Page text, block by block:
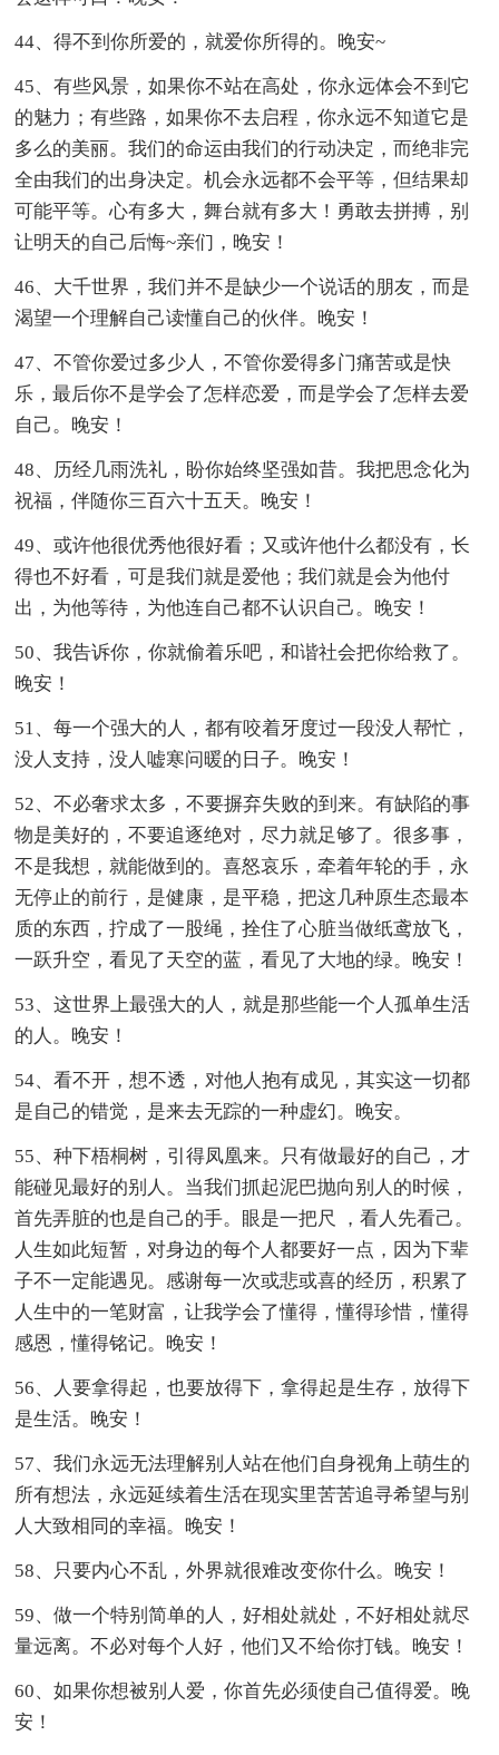
44、得不到你所爱的，就爱你所得的。晚安~
45、有些风景，如果你不站在高处，你永远体会不到它
的魅力；有些路，如果你不去启程，你永远不知道它是
多么的美丽。我们的命运由我们的行动决定，而绝非完
全由我们的出身决定。机会永远都不会平等，但结果却
可能平等。心有多大，舞台就有多大！勇敢去拼搏，别
让明天的自己后悔~亲们，晚安！
46、大千世界，我们并不是缺少一个说话的朋友，而是
渴望一个理解自己读懂自己的伙伴。晚安！
47、不管你爱过多少人，不管你爱得多门痛苦或是快
乐，最后你不是学会了怎样恋爱，而是学会了怎样去爱
自己。晚安！
48、历经几雨洗礼，盼你始终坚强如昔。我把思念化为
祝福，伴随你三百六十五天。晚安！
49、或许他很优秀他很好看；又或许他什么都没有，长
得也不好看，可是我们就是爱他；我们就是会为他付
出，为他等待，为他连自己都不认识自己。晚安！
50、我告诉你，你就偷着乐吧，和谐社会把你给救了。
晚安！
51、每一个强大的人，都有咬着牙度过一段没人帮忙，
没人支持，没人嘘寒问暖的日子。晚安！
52、不必奢求太多，不要摒弃失败的到来。有缺陷的事
物是美好的，不要追逐绝对，尽力就足够了。很多事，
不是我想，就能做到的。喜怒哀乐，牵着年轮的手，永
无停止的前行，是健康，是平稳，把这几种原生态最本
质的东西，拧成了一股绳，拴住了心脏当做纸鸢放飞，
一跃升空，看见了天空的蓝，看见了大地的绿。晚安！
53、这世界上最强大的人，就是那些能一个人孤单生活
的人。晚安！
54、看不开，想不透，对他人抱有成见，其实这一切都
是自己的错觉，是来去无踪的一种虚幻。晚安。
55、种下梧桐树，引得凤凰来。只有做最好的自己，才
能碰见最好的别人。当我们抓起泥巴抛向别人的时候，
首先弄脏的也是自己的手。眼是一把尺 ，看人先看己。
人生如此短暂，对身边的每个人都要好一点，因为下辈
子不一定能遇见。感谢每一次或悲或喜的经历，积累了
人生中的一笔财富，让我学会了懂得，懂得珍惜，懂得
感恩，懂得铭记。晚安！
56、人要拿得起，也要放得下，拿得起是生存，放得下
是生活。晚安！
57、我们永远无法理解别人站在他们自身视角上萌生的
所有想法，永远延续着生活在现实里苦苦追寻希望与别
人大致相同的幸福。晚安！
58、只要内心不乱，外界就很难改变你什么。晚安！
59、做一个特别简单的人，好相处就处，不好相处就尽
量远离。不必对每个人好，他们又不给你打钱。晚安！
60、如果你想被别人爱，你首先必须使自己值得爱。晚
安！